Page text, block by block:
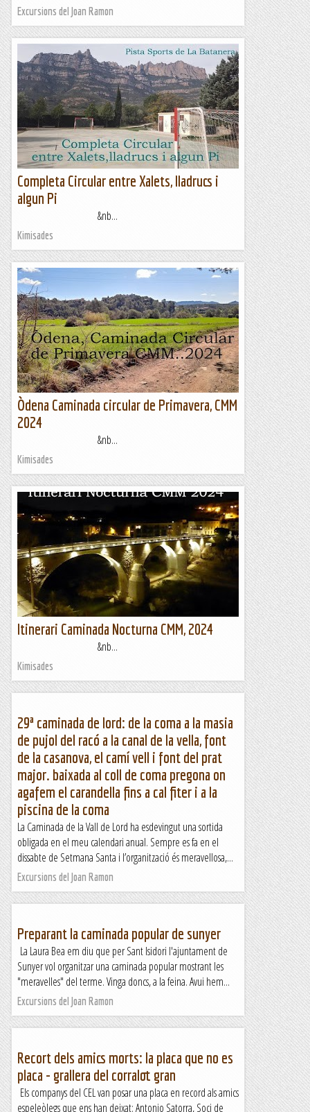
Excursions del Joan Ramon
Completa Circular entre Xalets, lladrucs i
algun Pi
&nb...
Kimisades
Òdena Caminada circular de Primavera, CMM
2024
&nb...
Kimisades
Itinerari Caminada Nocturna CMM, 2024
&nb...
Kimisades
29ª caminada de lord: de la coma a la masia
de pujol del racó a la canal de la vella, font
de la casanova, el camí vell i font del prat
major. baixada al coll de coma pregona on
agafem el carandella fins a cal fiter i a la
piscina de la coma
La Caminada de la Vall de Lord ha esdevingut una sortida
obligada en el meu calendari anual. Sempre es fa en el
dissabte de Setmana Santa i l’organització és meravellosa,...
Excursions del Joan Ramon
Preparant la caminada popular de sunyer
La Laura Bea em diu que per Sant Isidori l'ajuntament de
Sunyer vol organitzar una caminada popular mostrant les
"meravelles" del terme. Vinga doncs, a la feina. Avui hem...
Excursions del Joan Ramon
Recort dels amics morts: la placa que no es
placa - grallera del corralot gran
Els companys del CEL van posar una placa en record als amics
espeleòlegs que ens han deixat: Antonio Satorra, Soci de